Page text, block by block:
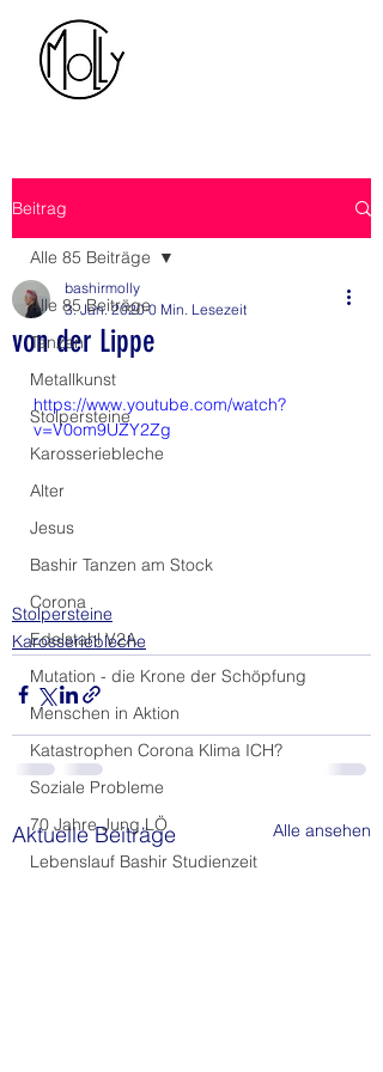
Beitrag
Alle 85 Beiträge
Tanzen
Metallkunst
Stolpersteine
Karosseriebleche
Alter
Jesus
Bashir Tanzen am Stock
Corona
Edelstahl V2A
Mutation - die Krone der Schöpfung
Menschen in Aktion
Katastrophen Corona Klima ICH?
Soziale Probleme
70 Jahre Jung LÖ
Lebenslauf Bashir Studienzeit
Alle 85 Beiträge
von der Lippe
bashirmolly
3. Jan. 2020 0 Min. Lesezeit
https://www.youtube.com/watch?
v=V0om9UZY2Zg
Stolpersteine
Karosseriebleche
Aktuelle Beiträge Alle ansehen